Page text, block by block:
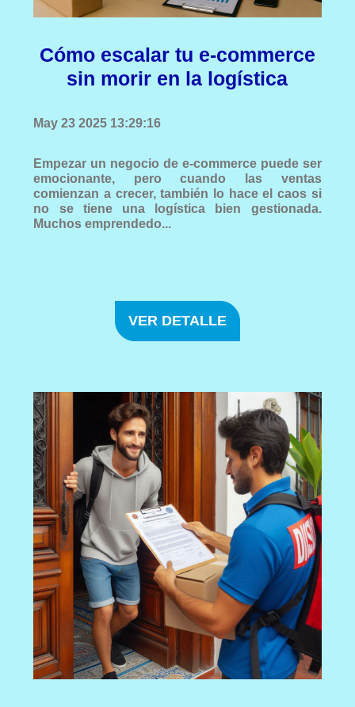
Cómo escalar tu e-commerce
sin morir en la logística
May 23 2025 13:29:16
Empezar un negocio de e-commerce puede ser
emocionante, pero cuando las ventas
comienzan a crecer, también lo hace el caos si
no se tiene una logística bien gestionada.
Muchos emprendedo...
VER DETALLE